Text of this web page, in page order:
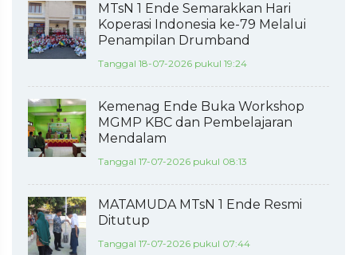
MTsN 1 Ende Semarakkan Hari
Koperasi Indonesia ke-79 Melalui
Penampilan Drumband
Tanggal 18-07-2026 pukul 19:24
Kemenag Ende Buka Workshop
MGMP KBC dan Pembelajaran
Mendalam
Tanggal 17-07-2026 pukul 08:13
MATAMUDA MTsN 1 Ende Resmi
Ditutup
Tanggal 17-07-2026 pukul 07:44